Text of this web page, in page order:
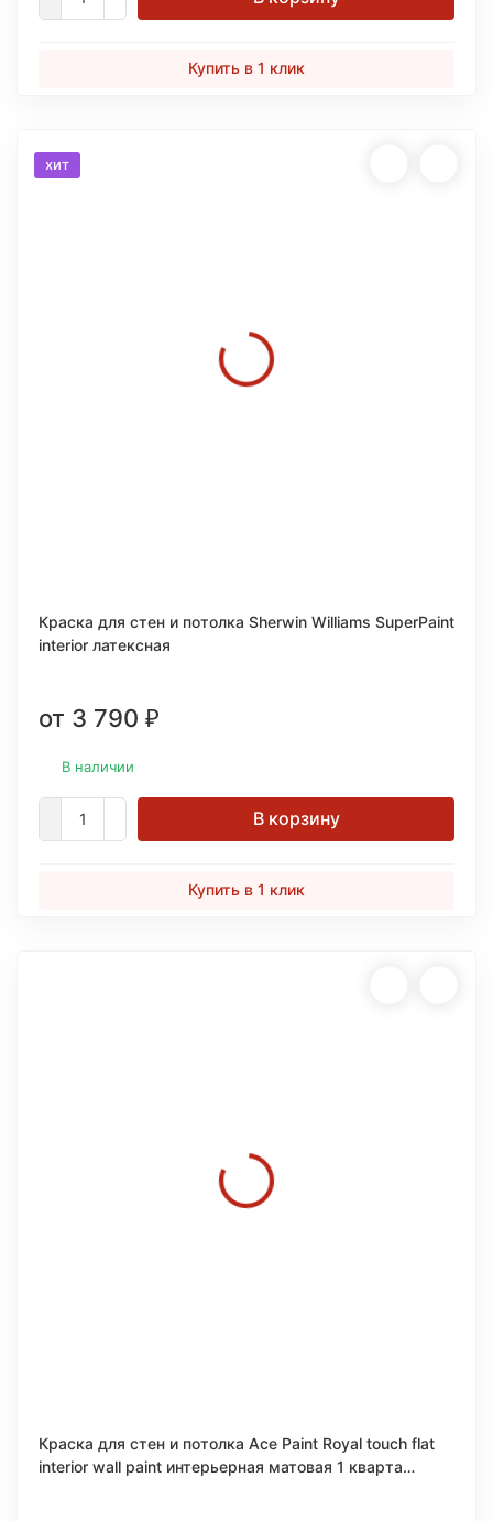
Купить в 1 клик
хит
Краска для стен и потолка Sherwin Williams SuperPaint
interior латексная
от 3 790 ₽
В наличии
В корзину
Купить в 1 клик
Краска для стен и потолка Ace Paint Royal touch flat
interior wall paint интерьерная матовая 1 кварта